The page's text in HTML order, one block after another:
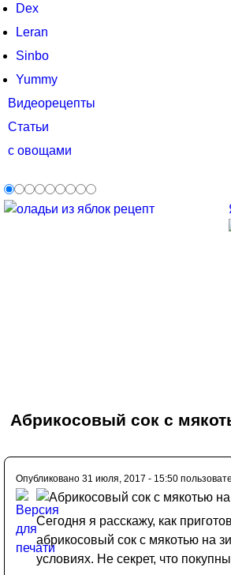
Dex
Leran
Sinbo
Yummy
Видеорецепты
Статьи
с овощами
Абрикосовый сок с
Опубликовано 31 июля, 2017 - 15:50
Сегодня я расскажу, как
абрикосовый сок с мякотью на
условиях. Не секрет, что